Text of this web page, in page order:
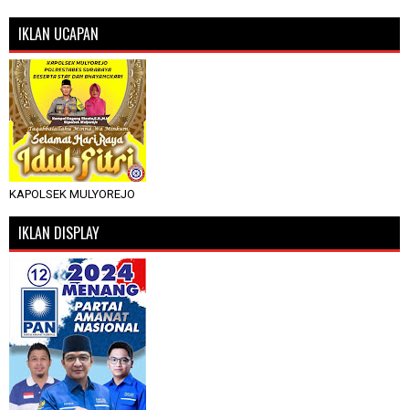
IKLAN UCAPAN
KAPOLSEK MULYOREJO
IKLAN DISPLAY